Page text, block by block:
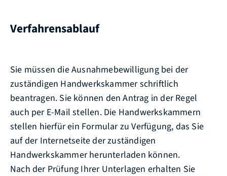
Verfahrensablauf
Sie müssen die Ausnahmebewilligung bei der
zuständigen Handwerkskammer schriftlich
beantragen. Sie können den Antrag in der Regel
auch per E-Mail stellen. Die Handwerkskammern
stellen hierfür ein Formular zu Verfügung, das Sie
auf der Internetseite der zuständigen
Handwerkskammer herunterladen können.
Nach der Prüfung Ihrer Unterlagen erhalten Sie